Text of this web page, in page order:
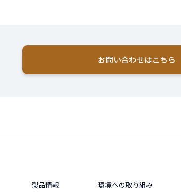
お問い合わせはこちら
製品情報 環境への取り組み